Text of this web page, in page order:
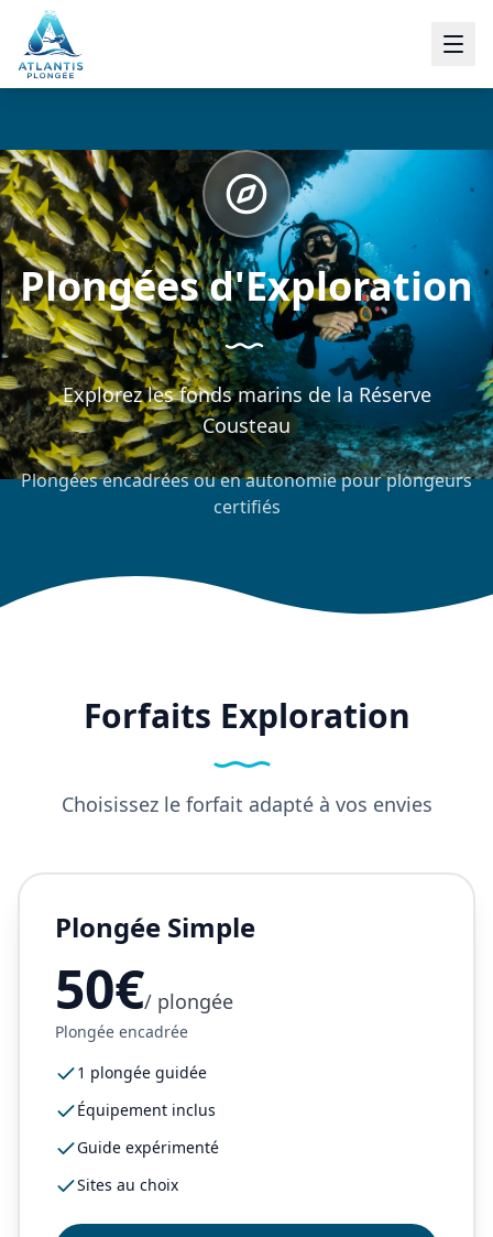
Plongées d'Exploration
Explorez les fonds marins de la Réserve
Cousteau
Plongées encadrées ou en autonomie pour plongeurs
certifiés
Forfaits Exploration
Choisissez le forfait adapté à vos envies
Plongée Simple
50€/ plongée
Plongée encadrée
1 plongée guidée
Équipement inclus
Guide expérimenté
Sites au choix